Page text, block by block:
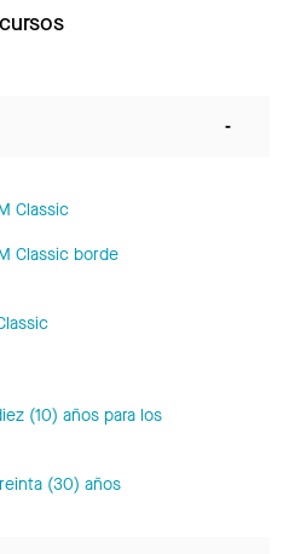
-
Classic
Classic borde
(10) años para los
(30) años